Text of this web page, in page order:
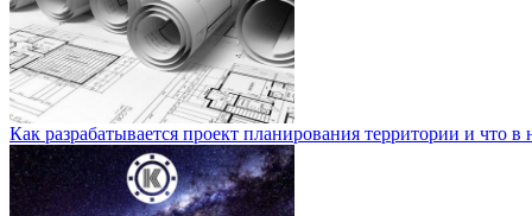
Как разрабатывается проект планирования территории и что в